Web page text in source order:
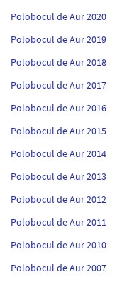
Polobocul de Aur 2020
Polobocul de Aur 2019
Polobocul de Aur 2018
Polobocul de Aur 2017
Polobocul de Aur 2016
Polobocul de Aur 2015
Polobocul de Aur 2014
Polobocul de Aur 2013
Polobocul de Aur 2012
Polobocul de Aur 2011
Polobocul de Aur 2010
Polobocul de Aur 2007